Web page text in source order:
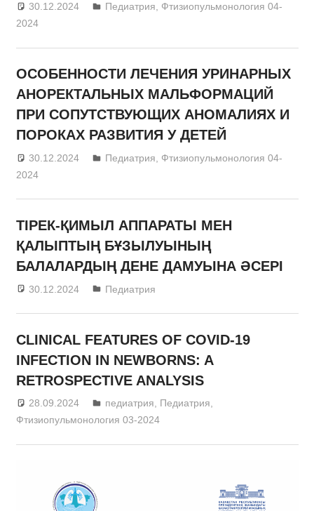
30.12.2024 admin
Педиатрия, Фтизиопульмонология 04-
2024
ОСОБЕННОСТИ ЛЕЧЕНИЯ УРИНАРНЫХ
АНОРЕКТАЛЬНЫХ МАЛЬФОРМАЦИЙ
ПРИ СОПУТСТВУЮЩИХ АНОМАЛИЯХ И
ПОРОКАХ РАЗВИТИЯ У ДЕТЕЙ
30.12.2024 admin
Педиатрия
Фтизиопульмонология 04-
2024
ТІРЕК-ҚИМЫЛ АППАРАТЫ МЕН
ҚАЛЫПТЫҢ БҰЗЫЛУЫНЫҢ
БАЛАЛАРДЫҢ ДЕНЕ ДАМУЫНА ӘСЕРІ
30.12.2024 admin
Педиатрия
CLINICAL FEATURES OF COVID-19
INFECTION IN NEWBORNS: A
RETROSPECTIVE ANALYSIS
28.09.2024 admin
педиатрия Педиатрия
Фтизиопульмонология 03-2024